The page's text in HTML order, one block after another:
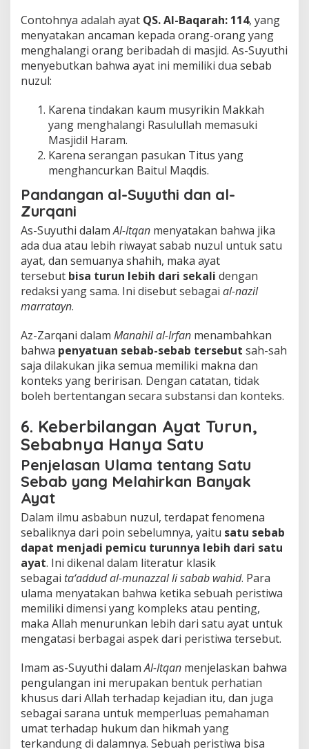
Contohnya adalah ayat QS. Al-Baqarah: 114, yang
menyatakan ancaman kepada orang-orang yang
menghalangi orang beribadah di masjid. As-Suyuthi
menyebutkan bahwa ayat ini memiliki dua sebab
nuzul:
Karena tindakan kaum musyrikin Makkah
yang menghalangi Rasulullah memasuki
Masjidil Haram.
Karena serangan pasukan Titus yang
menghancurkan Baitul Maqdis.
Pandangan al-Suyuthi dan al-
Zurqani
As-Suyuthi dalamAl-Itqan menyatakan bahwa jika
ada dua atau lebih riwayat sabab nuzul untuk satu
ayat, dan semuanya shahih, maka ayat
tersebut bisa turun lebih dari sekali dengan
redaksi yang sama. Ini disebut sebagai al-nazil
marratayn.
Az-Zarqani dalam Manahil al-Irfan menambahkan
bahwa penyatuan sebab-sebab tersebut sah-sah
saja dilakukan jika semua memiliki makna dan
konteks yang beririsan. Dengan catatan, tidak
boleh bertentangan secara substansi dan konteks.
6. Keberbilangan Ayat Turun,
Sebabnya Hanya Satu
Penjelasan Ulama tentang Satu
Sebab yang Melahirkan Banyak
Ayat
Dalam ilmu asbabun nuzul, terdapat fenomena
sebaliknya dari poin sebelumnya, yaitu satu sebab
dapat menjadi pemicu turunnya lebih dari satu
ayat. Ini dikenal dalam literatur klasik
sebagai ta‘addud al-munazzal li sabab wahid. Para
ulama menyatakan bahwa ketika sebuah peristiwa
memiliki dimensi yang kompleks atau penting,
maka Allah menurunkan lebih dari satu ayat untuk
mengatasi berbagai aspek dari peristiwa tersebut.
Imam as-Suyuthi dalamAl-Itqan menjelaskan bahwa
pengulangan ini merupakan bentuk perhatian
khusus dari Allah terhadap kejadian itu, dan juga
sebagai sarana untuk memperluas pemahaman
umat terhadap hukum dan hikmah yang
terkandung di dalamnya. Sebuah peristiwa bisa